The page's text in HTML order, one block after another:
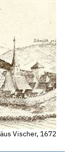
Vischer, 1672